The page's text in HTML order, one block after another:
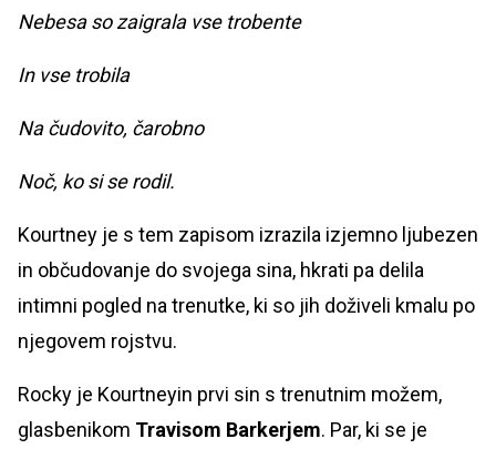
Nebesa so zaigrala vse trobente
In vse trobila
Na čudovito, čarobno
Noč, ko si se rodil.
Kourtney je s tem zapisom izrazila izjemno ljubezen
in občudovanje do svojega sina, hkrati pa delila
intimni pogled na trenutke, ki so jih doživeli kmalu po
njegovem rojstvu.
Rocky je Kourtneyin prvi sin s trenutnim možem,
glasbenikom Travisom Barkerjem. Par, ki se je